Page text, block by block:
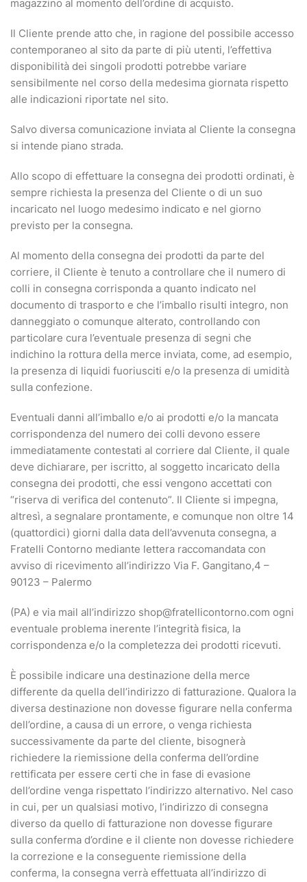
magazzino al momento dell’ordine di acquisto.
Il Cliente prende atto che, in ragione del possibile accesso
contemporaneo al sito da parte di più utenti, l’effettiva
disponibilità dei singoli prodotti potrebbe variare
sensibilmente nel corso della medesima giornata rispetto
alle indicazioni riportate nel sito.
Salvo diversa comunicazione inviata al Cliente la consegna
si intende piano strada.
Allo scopo di effettuare la consegna dei prodotti ordinati, è
sempre richiesta la presenza del Cliente o di un suo
incaricato nel luogo medesimo indicato e nel giorno
previsto per la consegna.
Al momento della consegna dei prodotti da parte del
corriere, il Cliente è tenuto a controllare che il numero di
colli in consegna corrisponda a quanto indicato nel
documento di trasporto e che l’imballo risulti integro, non
danneggiato o comunque alterato, controllando con
particolare cura l’eventuale presenza di segni che
indichino la rottura della merce inviata, come, ad esempio,
la presenza di liquidi fuoriusciti e/o la presenza di umidità
sulla confezione.
Eventuali danni all’imballo e/o ai prodotti e/o la mancata
corrispondenza del numero dei colli devono essere
immediatamente contestati al corriere dal Cliente, il quale
deve dichiarare, per iscritto, al soggetto incaricato della
consegna dei prodotti, che essi vengono accettati con
“riserva di verifica del contenuto”. Il Cliente si impegna,
altresì, a segnalare prontamente, e comunque non oltre 14
(quattordici) giorni dalla data dell’avvenuta consegna, a
Fratelli Contorno mediante lettera raccomandata con
avviso di ricevimento all’indirizzo Via F. Gangitano,4 –
90123 – Palermo
(PA) e via mail all’indirizzo shop@fratellicontorno.com ogni
eventuale problema inerente l’integrità fisica, la
corrispondenza e/o la completezza dei prodotti ricevuti.
È possibile indicare una destinazione della merce
differente da quella dell’indirizzo di fatturazione. Qualora la
diversa destinazione non dovesse figurare nella conferma
dell’ordine, a causa di un errore, o venga richiesta
successivamente da parte del cliente, bisognerà
richiedere la riemissione della conferma dell’ordine
rettificata per essere certi che in fase di evasione
dell’ordine venga rispettato l’indirizzo alternativo. Nel caso
in cui, per un qualsiasi motivo, l’indirizzo di consegna
diverso da quello di fatturazione non dovesse figurare
sulla conferma d’ordine e il cliente non dovesse richiedere
la correzione e la conseguente riemissione della
conferma, la consegna verrà effettuata all’indirizzo di